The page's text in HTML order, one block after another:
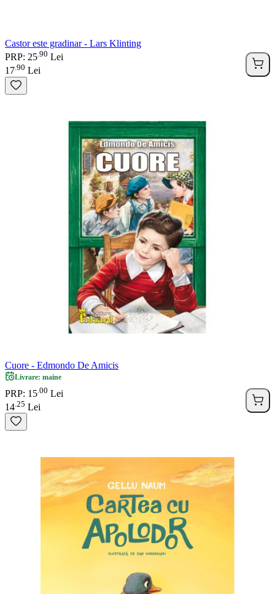
Castor este gradinar - Lars Klinting
PRP: 25 90 Lei
17 90 Lei
Cuore - Edmondo De Amicis
Livrare: maine
PRP: 15 00 Lei
14 25 Lei